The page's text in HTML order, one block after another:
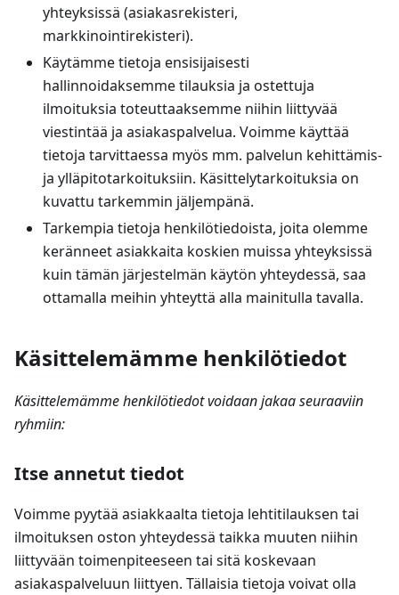
yhteyksissä (asiakasrekisteri,
markkinointirekisteri).
Käytämme tietoja ensisijaisesti
hallinnoidaksemme tilauksia ja ostettuja
ilmoituksia toteuttaaksemme niihin liittyvää
viestintää ja asiakaspalvelua. Voimme käyttää
tietoja tarvittaessa myös mm. palvelun kehittämis-
ja ylläpitotarkoituksiin. Käsittelytarkoituksia on
kuvattu tarkemmin jäljempänä.
Tarkempia tietoja henkilötiedoista, joita olemme
keränneet asiakkaita koskien muissa yhteyksissä
kuin tämän järjestelmän käytön yhteydessä, saa
ottamalla meihin yhteyttä alla mainitulla tavalla.
Käsittelemämme henkilötiedot
Käsittelemämme henkilötiedot voidaan jakaa seuraaviin
ryhmiin:
Itse annetut tiedot
Voimme pyytää asiakkaalta tietoja lehtitilauksen tai
ilmoituksen oston yhteydessä taikka muuten niihin
liittyvään toimenpiteeseen tai sitä koskevaan
asiakaspalveluun liittyen. Tällaisia tietoja voivat olla